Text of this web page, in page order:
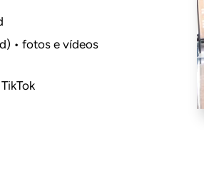
• fotos e vídeos